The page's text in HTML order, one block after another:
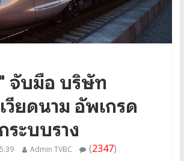
จับมือ บริษัท
วียดนาม อัพเกรด
ระบบราง
Admin TVBC (2347)